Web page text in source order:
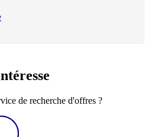
de recherche d'offres ?